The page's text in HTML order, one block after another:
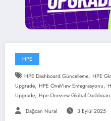
HPE
HPE Dashboard Güncelleme, HPE
Upgrade, HPE OneView Entegrasyonu,
Upgrade, Hpe Oneview Global
Dağcan Nural 3 Eylül 2025